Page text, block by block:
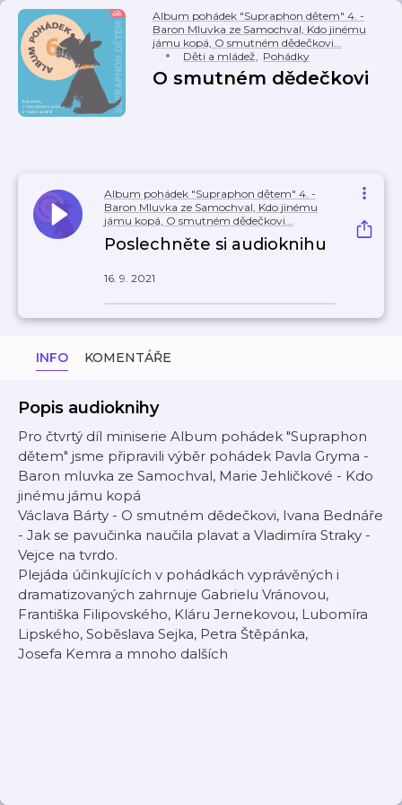
Album pohádek "Supraphon dětem" 4. -
Baron Mluvka ze Samochval, Kdo jinému
jámu kopá, O smutném dědečkovi...
Děti a mládež, Pohádky
O smutném dědečkovi
Album pohádek "Supraphon dětem" 4. -
Baron Mluvka ze Samochval, Kdo jinému
jámu kopá, O smutném dědečkovi...
Poslechněte si audioknihu
16. 9. 2021
INFO KOMENTÁŘE
Popis audioknihy
Pro čtvrtý díl miniserie Album pohádek "Supraphon
dětem" jsme připravili výběr pohádek Pavla Gryma -
Baron mluvka ze Samochval, Marie Jehličkové - Kdo
jinému jámu kopá
Václava Bárty - O smutném dědečkovi, Ivana Bednáře
- Jak se pavučinka naučila plavat a Vladimíra Straky -
Vejce na tvrdo.
Plejáda účinkujících v pohádkách vyprávěných i
dramatizovaných zahrnuje Gabrielu Vránovou,
Františka Filipovského, Kláru Jernekovou, Lubomíra
Lipského, Soběslava Sejka, Petra Štěpánka,
Josefa Kemra a mnoho dalších